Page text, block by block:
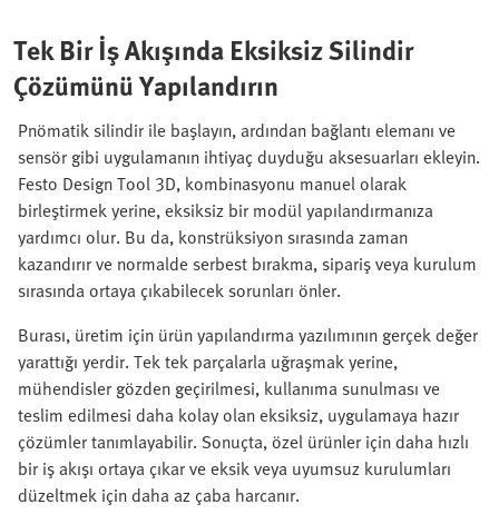
Tek Bir İş Akışında Eksiksiz Silindir
Çözümünü Yapılandırın
Pnömatik silindir ile başlayın, ardından bağlantı elemanı ve
sensör gibi uygulamanın ihtiyaç duyduğu aksesuarları ekleyin.
Festo Design Tool 3D, kombinasyonu manuel olarak
birleştirmek yerine, eksiksiz bir modül yapılandırmanıza
yardımcı olur. Bu da, konstrüksiyon sırasında zaman
kazandırır ve normalde serbest bırakma, sipariş veya kurulum
sırasında ortaya çıkabilecek sorunları önler.
Burası, üretim için ürün yapılandırma yazılımının gerçek değer
yarattığı yerdir. Tek tek parçalarla uğraşmak yerine,
mühendisler gözden geçirilmesi, kullanıma sunulması ve
teslim edilmesi daha kolay olan eksiksiz, uygulamaya hazır
çözümler tanımlayabilir. Sonuçta, özel ürünler için daha hızlı
bir iş akışı ortaya çıkar ve eksik veya uyumsuz kurulumları
düzeltmek için daha az çaba harcanır.